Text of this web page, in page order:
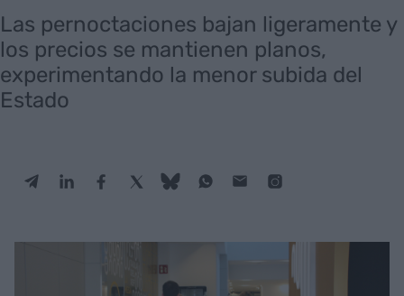
Las pernoctaciones bajan ligeramente y
los precios se mantienen planos,
experimentando la menor subida del
Estado